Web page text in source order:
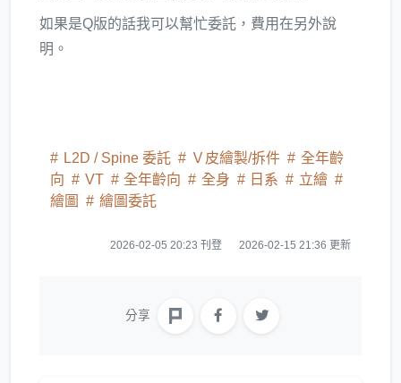
如果是Q版的話我可以幫忙委託，費用在另外說
明。
L2D / Spine 委託 Ｖ皮繪製/拆件
全年齡
向
VT 全年齡向 全身 日系
立繪
繪圖
繪圖委託
2026-02-05 20:23 刊登 2026-02-15 21:36 更新
分享